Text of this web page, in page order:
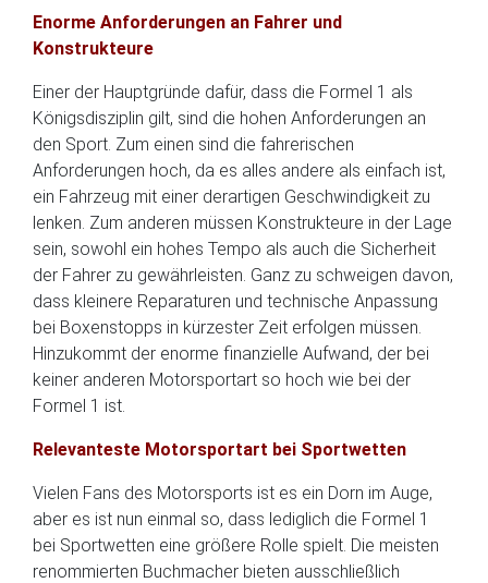
Enorme Anforderungen an Fahrer und
Konstrukteure
Einer der Hauptgründe dafür, dass die Formel 1 als
Königsdisziplin gilt, sind die hohen Anforderungen an
den Sport. Zum einen sind die fahrerischen
Anforderungen hoch, da es alles andere als einfach ist,
ein Fahrzeug mit einer derartigen Geschwindigkeit zu
lenken. Zum anderen müssen Konstrukteure in der Lage
sein, sowohl ein hohes Tempo als auch die Sicherheit
der Fahrer zu gewährleisten. Ganz zu schweigen davon,
dass kleinere Reparaturen und technische Anpassung
bei Boxenstopps in kürzester Zeit erfolgen müssen.
Hinzukommt der enorme finanzielle Aufwand, der bei
keiner anderen Motorsportart so hoch wie bei der
Formel 1 ist.
Relevanteste Motorsportart bei Sportwetten
Vielen Fans des Motorsports ist es ein Dorn im Auge,
aber es ist nun einmal so, dass lediglich die Formel 1
bei Sportwetten eine größere Rolle spielt. Die meisten
renommierten Buchmacher bieten ausschließlich